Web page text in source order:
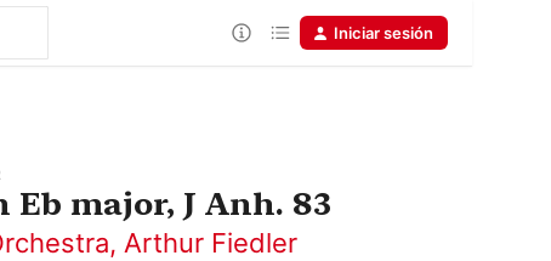
Iniciar sesión
major, J Anh. 83
, Arthur Fiedler